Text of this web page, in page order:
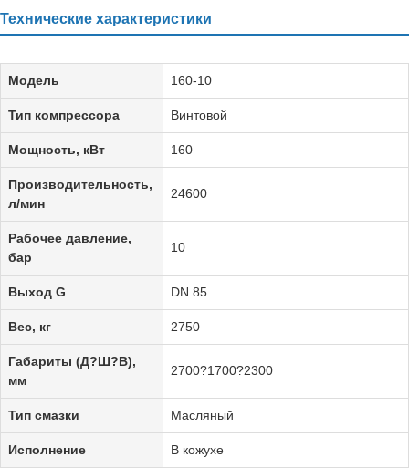
Технические характеристики
Модель 160-10
Тип компрессора Винтовой
Мощность, кВт 160
Производительность,
л/мин
24600
Рабочее давление,
бар
10
Выход G DN 85
Вес, кг 2750
Габариты (Д?Ш?В),
мм
2700?1700?2300
Тип смазки Масляный
Исполнение В кожухе